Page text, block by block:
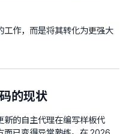
工作，而是将其转化为更强大
的现状
的自主代理在编写样板代